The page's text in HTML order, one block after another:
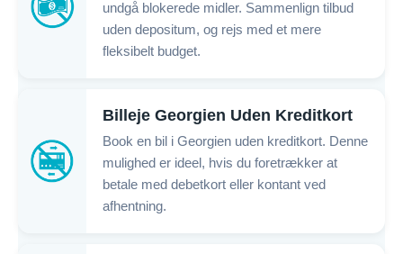
undgå blokerede midler. Sammenlign tilbud
uden depositum, og rejs med et mere
fleksibelt budget.
Billeje Georgien Uden Kreditkort
Book en bil i Georgien uden kreditkort. Denne
mulighed er ideel, hvis du foretrækker at
betale med debetkort eller kontant ved
afhentning.